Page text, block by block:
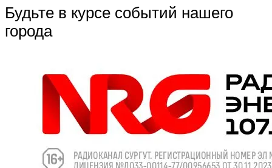
Будьте в курсе событий нашего
города